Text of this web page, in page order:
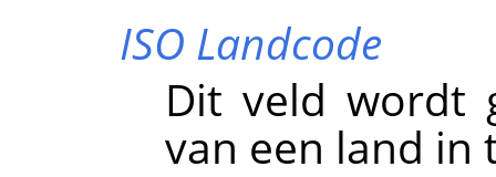
ISO Landcode
Dit veld wordt
van een land in